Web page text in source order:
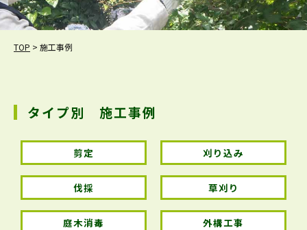
TOP > 施工事例
タイプ別 施工事例
剪定 刈り込み
伐採 草刈り
庭木消毒 外構工事